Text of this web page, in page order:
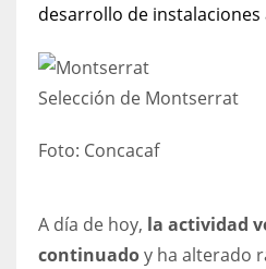
MIA
17
22
WSH
26
desarrollo de instalaciones
Selección de Montserrat
Foto: Concacaf
A día de hoy, la actividad
continuadoy ha alterado